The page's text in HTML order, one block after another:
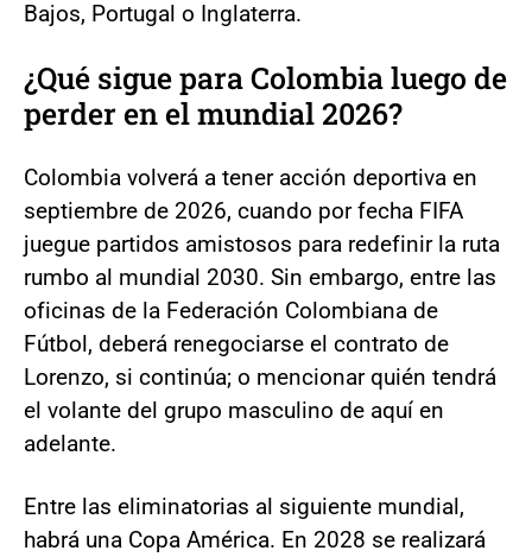
Bajos, Portugal o Inglaterra.
¿Qué sigue para Colombia luego de
perder en el mundial 2026?
Colombia volverá a tener acción deportiva en
septiembre de 2026, cuando por fecha FIFA
juegue partidos amistosos para redefinir la ruta
rumbo al mundial 2030. Sin embargo, entre las
oficinas de la Federación Colombiana de
Fútbol, deberá renegociarse el contrato de
Lorenzo, si continúa; o mencionar quién tendrá
el volante del grupo masculino de aquí en
adelante.
Entre las eliminatorias al siguiente mundial,
habrá una Copa América. En 2028 se realizará